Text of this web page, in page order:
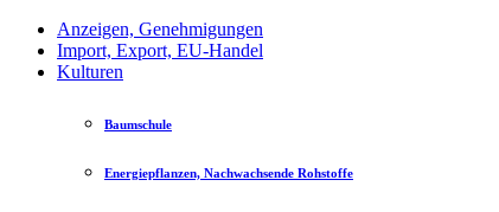
Anzeigen, Genehmigungen
Import, Export, EU-Handel
Kulturen
Baumschule
Energiepflanzen, Nachwachsende Rohstoffe